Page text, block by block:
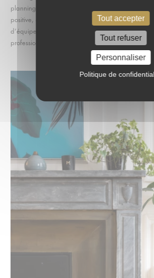
Tout accepter
Tout refuser
Personnaliser
Politique de
planning annuel, vous pouvez favoriser une culture
positive, améliorer la communication interne et
d’équipe, tout en offrant des moments précieux
professionnel et la célébration des réussites.